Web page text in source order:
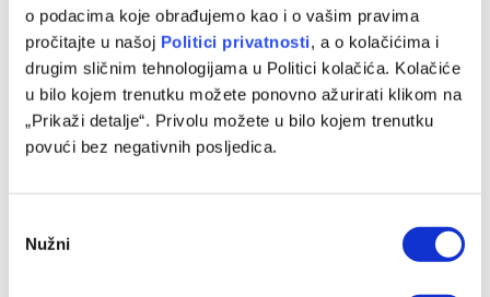
o podacima koje obrađujemo kao i o vašim pravima
pročitajte u našoj Politici privatnosti, a o kolačićima i
drugim sličnim tehnologijama u Politici kolačića. Kolačiće
u bilo kojem trenutku možete ponovno ažurirati klikom na
„Prikaži detalje“. Privolu možete u bilo kojem trenutku
povući bez negativnih posljedica.
Selection
Nužni
Arsenal Bournemouth Fulham
Facebook WhatsAppEmail
Copy